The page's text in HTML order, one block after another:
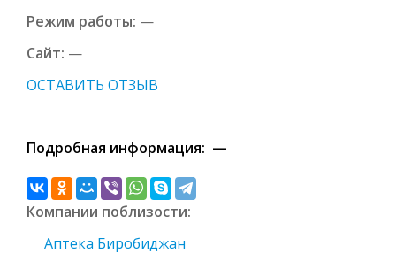
Режим работы: —
Сайт: —
ОСТАВИТЬ ОТЗЫВ
Подробная информация: —
Компании поблизости:
Аптека Биробиджан